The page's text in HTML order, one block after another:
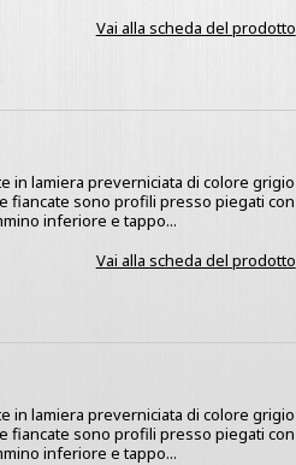
Vai alla scheda del prodotto
in lamiera preverniciata di colore grigio
fiancate sono profili presso piegati con
inferiore e tappo...
Vai alla scheda del prodotto
in lamiera preverniciata di colore grigio
fiancate sono profili presso piegati con
inferiore e tappo...